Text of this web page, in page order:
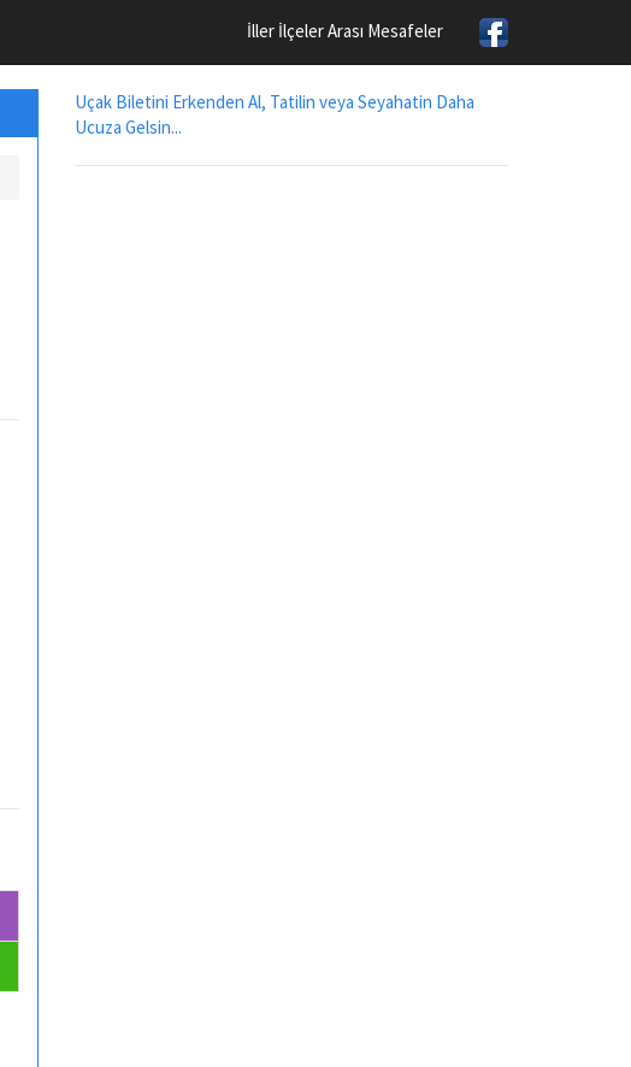
İller İlçeler Arası Mesafeler
Uçak Biletini Erkenden Al, Tatilin veya Seyahatin Daha
Ucuza Gelsin...